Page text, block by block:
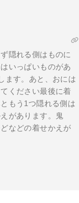
隠れる側はものに
いっぱいものがあ
ます。あと、おには
ください最後に着
もう1つ隠れる側は
があります。鬼
などの着せかえが